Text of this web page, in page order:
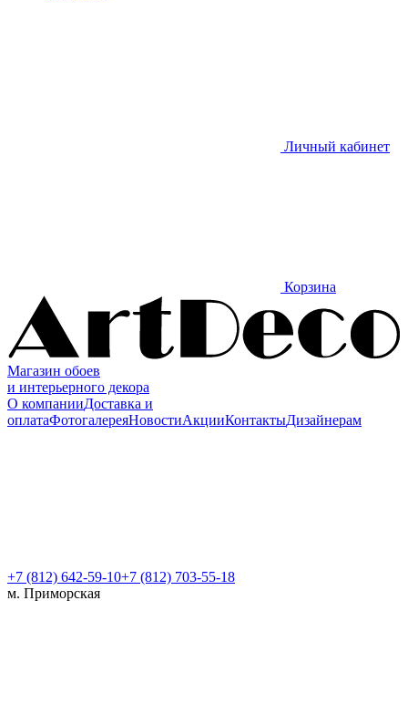
Личный кабинет
Корзина
Магазин обоев
и интерьерного декора
О компанииДоставка и
оплатаФотогалереяНовостиАкцииКонтактыДизайнерам
+7 (812) 642-59-10+7 (812) 703-55-18
м. Приморская